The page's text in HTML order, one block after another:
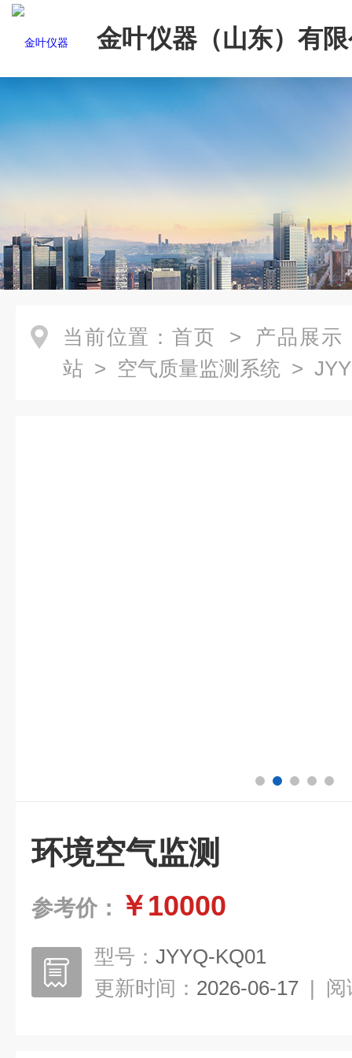
金叶仪器（山东）有
当前位置： 首页 > 产品展示
站 > 空气质量监测系统 >
环境空气监测
参考价： ￥10000
型号： JYYQ-KQ01
更新时间： 2026-06-17 | 阅